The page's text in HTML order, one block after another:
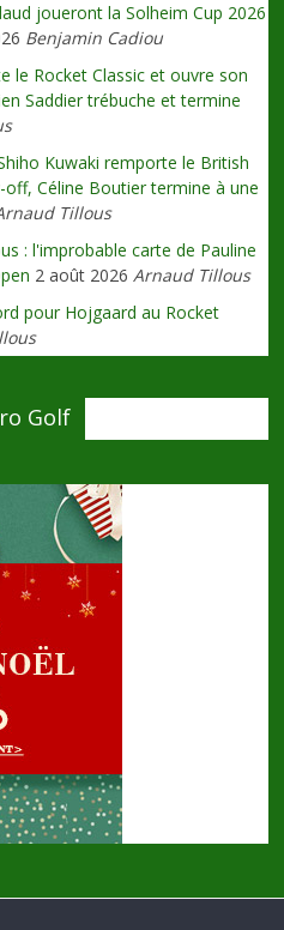
joueront la Solheim Cup 2026
Benjamin Cadiou
le Rocket Classic et ouvre son
Saddier trébuche et termine
Kuwaki remporte le British
Céline Boutier termine à une
Tillous
: l'improbable carte de Pauline
2 août 2026 Arnaud Tillous
pour Hojgaard au Rocket
Golf